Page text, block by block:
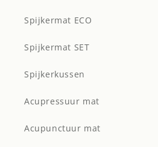
Spijkermat ECO
Spijkermat SET
Spijkerkussen
Acupressuur mat
Acupunctuur mat